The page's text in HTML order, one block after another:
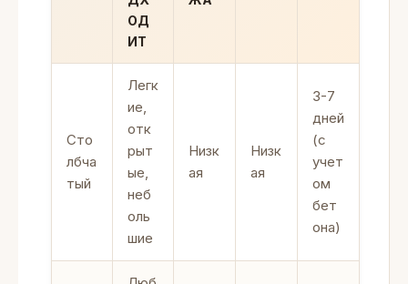
ОД
ИТ
Сто
лбча
тый
Легк
ие,
отк
рыт
ые,
неб
оль
шие
Низк
ая
Низк
ая
3-7
дней
(с
учет
ом
бет
она)